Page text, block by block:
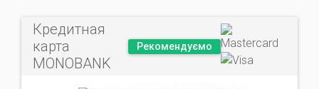
Кредитная
карта
MONOBANK
Рекомендуємо